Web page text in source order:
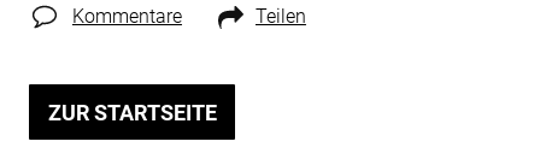
Kommentare Teilen
ZUR STARTSEITE